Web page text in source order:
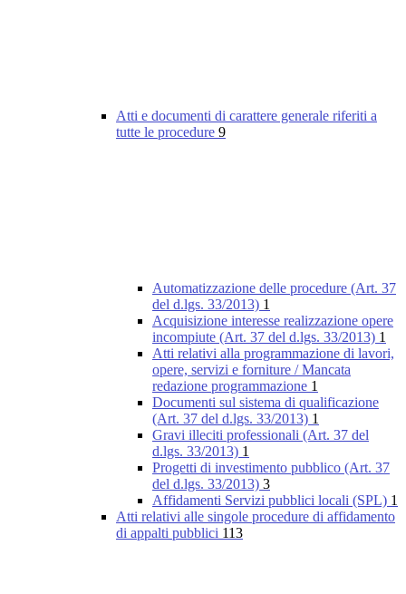
Atti e documenti di carattere generale riferiti a
tutte le procedure 9
Automatizzazione delle procedure (Art. 37
del d.lgs. 33/2013) 1
Acquisizione interesse realizzazione opere
incompiute (Art. 37 del d.lgs. 33/2013) 1
Atti relativi alla programmazione di lavori,
opere, servizi e forniture / Mancata
redazione programmazione 1
Documenti sul sistema di qualificazione
(Art. 37 del d.lgs. 33/2013) 1
Gravi illeciti professionali (Art. 37 del
d.lgs. 33/2013) 1
Progetti di investimento pubblico (Art. 37
del d.lgs. 33/2013) 3
Affidamenti Servizi pubblici locali (SPL) 1
Atti relativi alle singole procedure di affidamento
di appalti pubblici 113